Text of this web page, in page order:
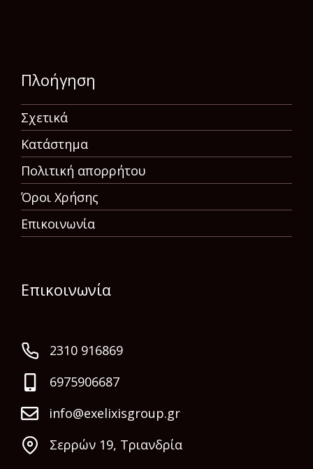
Πλοήγηση
Σχετικά
Κατάστημα
Πολιτική απορρήτου
Όροι Χρήσης
Επικοινωνία
Επικοινωνία
2310 916869
6975906687
info@exelixisgroup.gr
Σερρών 19, Τριανδρία